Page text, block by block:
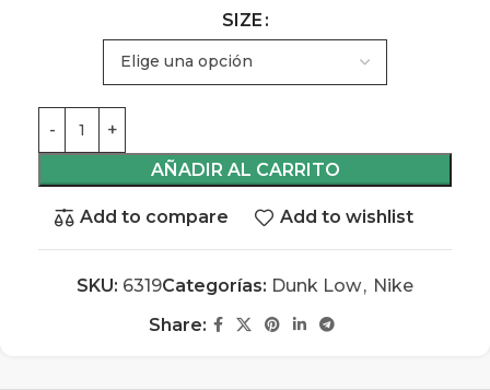
SIZE
AÑADIR AL CARRITO
Add to compare Add to wishlist
SKU: 6319Categorías: Dunk Low, Nike
Share: